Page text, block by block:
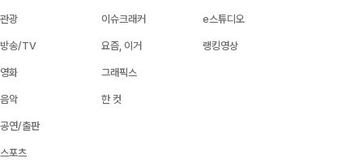
관광
방송/TV
영화
음악
공연/출판
스포츠
이슈크래커
요즘, 이거
그래픽스
한 컷
e스튜디오
랭킹영상